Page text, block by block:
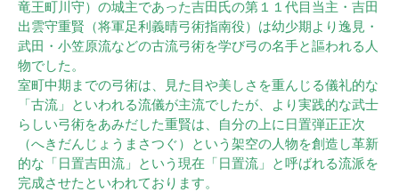
竜王町川守）の城主であった吉田氏の第１１代目当主・吉田
出雲守重賢（将軍足利義晴弓術指南役）は幼少期より逸見・
武田・小笠原流などの古流弓術を学び弓の名手と謳われる人
物でした。
室町中期までの弓術は、見た目や美しさを重んじる儀礼的な
「古流」といわれる流儀が主流でしたが、より実践的な武士
らしい弓術をあみだした重賢は、自分の上に日置弾正正次
（へきだんじょうまさつぐ）という架空の人物を創造し革新
的な「日置吉田流」という現在「日置流」と呼ばれる流派を
完成させたといわれております。